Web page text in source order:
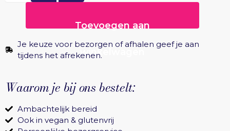
Toevoegen aan
winkelwagen
Je keuze voor bezorgen of afhalen geef je aan
tijdens het afrekenen.
Waarom je bij ons bestelt:
Ambachtelijk bereid
Ook in vegan & glutenvrij